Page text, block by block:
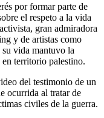
por formar parte de
el respeto a la vida
gran admiradora
y de artistas como
vida mantuvo la
en territorio palestino.
del testimonio de un
ocurrida al tratar de
civiles de la guerra.